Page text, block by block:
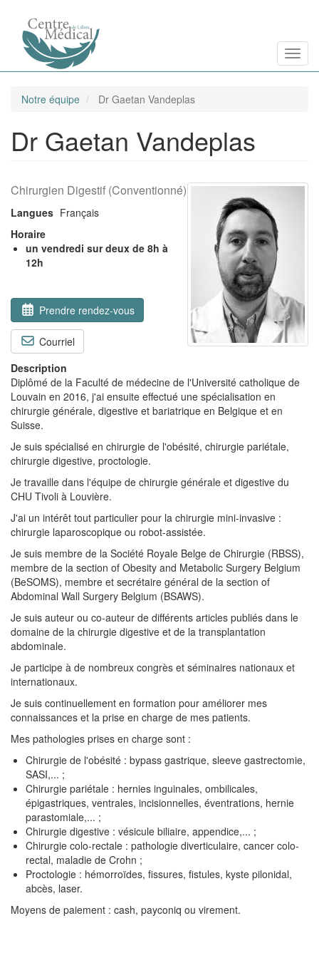
contenu
Notre équipe Dr Gaetan Vandeplas
Dr Gaetan Vandeplas
Chirurgien Digestif (Conventionné)
Langues Français
Horaire
un vendredi sur deux de 8h à
12h
Prendre rendez-vous
Courriel
Description
Diplômé de la Faculté de médecine de l'Université catholique de
Louvain en 2016, j'ai ensuite effectué une spécialisation en
chirurgie générale, digestive et bariatrique en Belgique et en
Suisse.
Je suis spécialisé en chirurgie de l'obésité, chirurgie pariétale,
chirurgie digestive, proctologie.
Je travaille dans l'équipe de chirurgie générale et digestive du
CHU Tivoli à Louvière.
J'ai un intérêt tout particulier pour la chirurgie mini-invasive :
chirurgie laparoscopique ou robot-assistée.
Je suis membre de la Société Royale Belge de Chirurgie (RBSS),
membre de la section of Obesity and Metabolic Surgery Belgium
(BeSOMS), membre et secrétaire général de la section of
Abdominal Wall Surgery Belgium (BSAWS).
Je suis auteur ou co-auteur de différents articles publiés dans le
domaine de la chirurgie digestive et de la transplantation
abdominale.
Je participe à de nombreux congrès et séminaires nationaux et
internationaux.
Je suis continuellement en formation pour améliorer mes
connaissances et la prise en charge de mes patients.
Mes pathologies prises en charge sont :
Chirurgie de l'obésité : bypass gastrique, sleeve gastrectomie,
SASI,... ;
Chirurgie pariétale : hernies inguinales, ombilicales,
épigastriques, ventrales, incisionnelles, éventrations, hernie
parastomiale,... ;
Chirurgie digestive : vésicule biliaire, appendice,... ;
Chirurgie colo-rectale : pathologie diverticulaire, cancer colo-
rectal, maladie de Crohn ;
Proctologie : hémorroïdes, fissures, fistules, kyste pilonidal,
abcès, laser.
Moyens de paiement : cash, payconiq ou virement.